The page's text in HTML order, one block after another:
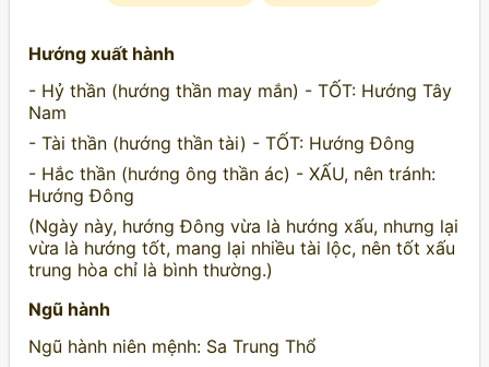
Hướng xuất hành
- Hỷ thần (hướng thần may mắn) - TỐT: Hướng Tây
Nam
- Tài thần (hướng thần tài) - TỐT: Hướng Đông
- Hắc thần (hướng ông thần ác) - XẤU, nên tránh:
Hướng Đông
(Ngày này, hướng Đông vừa là hướng xấu, nhưng lại
vừa là hướng tốt, mang lại nhiều tài lộc, nên tốt xấu
trung hòa chỉ là bình thường.)
Ngũ hành
Ngũ hành niên mệnh: Sa Trung Thổ